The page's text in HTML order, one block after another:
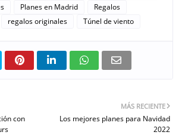
Planes en Madrid
Regalos
regalos originales Túnel de viento
MÁS RECIENTE
Los mejores planes para Navidad
2022
con